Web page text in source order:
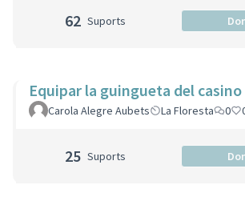
62 Suports
Equipar la guingueta del casino
Carola Alegre Aubets La Floresta 0
25 Suports